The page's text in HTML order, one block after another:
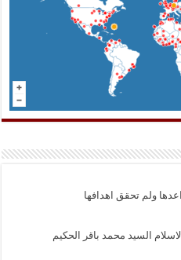
ولم تحقق اهدافها
السيد محمد باقر الحكيم